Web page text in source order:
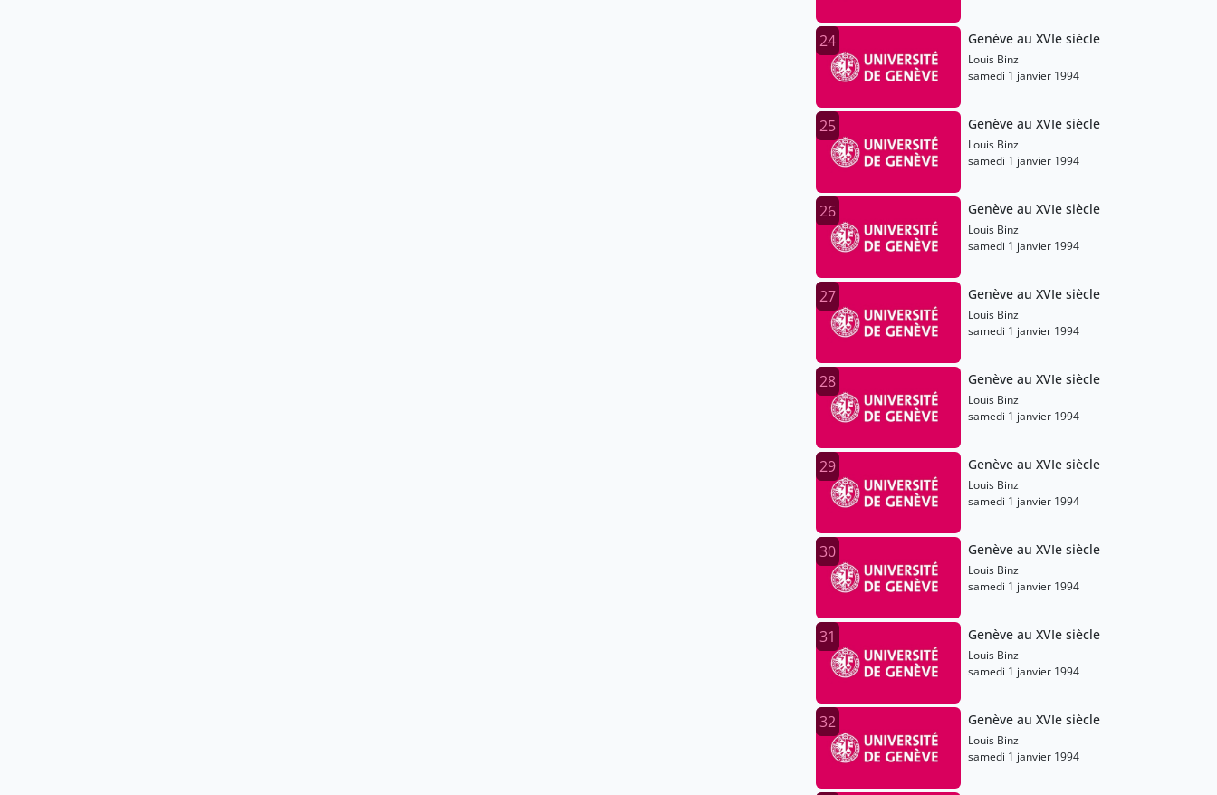
24 Genève au XVIe siècle
Louis Binz
samedi 1 janvier 1994
25 Genève au XVIe siècle
Louis Binz
samedi 1 janvier 1994
26 Genève au XVIe siècle
Louis Binz
samedi 1 janvier 1994
27 Genève au XVIe siècle
Louis Binz
samedi 1 janvier 1994
28 Genève au XVIe siècle
Louis Binz
samedi 1 janvier 1994
29 Genève au XVIe siècle
Louis Binz
samedi 1 janvier 1994
30 Genève au XVIe siècle
Louis Binz
samedi 1 janvier 1994
31 Genève au XVIe siècle
Louis Binz
samedi 1 janvier 1994
32 Genève au XVIe siècle
Louis Binz
samedi 1 janvier 1994